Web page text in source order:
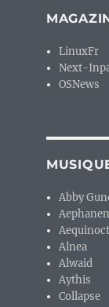
LinuxFr
Next-
OSNews
Abby
Alnea
Alwaid
Aythis
Collapse